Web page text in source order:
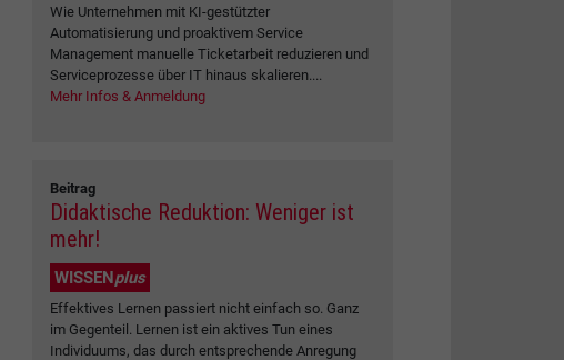
Wie Unternehmen mit KI-gestützter
Automatisierung und proaktivem Service
Management manuelle Ticketarbeit reduzieren und
Serviceprozesse über IT hinaus skalieren....
Mehr Infos & Anmeldung
Beitrag
Didaktische Reduktion: Weniger ist
mehr!
WISSENplus
Effektives Lernen passiert nicht einfach so. Ganz
im Gegenteil. Lernen ist ein aktives Tun eines
Individuums, das durch entsprechende Anregung